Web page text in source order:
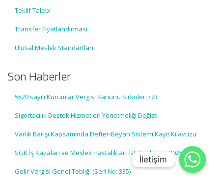
Teklif Talebi
Transfer Fiyatlandırması
Ulusal Meslek Standartları
Son Haberler
5520 sayılı Kurumlar Vergisi Kanunu Sirküleri /73
Sigortacılık Destek Hizmetleri Yönetmeliği Değişti
Varlık Barışı Kapsamında Defter-Beyan Sistemi Kayıt Kılavuzu
SGK İş Kazaları ve Meslek Hastalıkları İstatistikleri – 2025
Gelir Vergisi Genel Tebliği (Seri No: 335)
İletişim
İletişim